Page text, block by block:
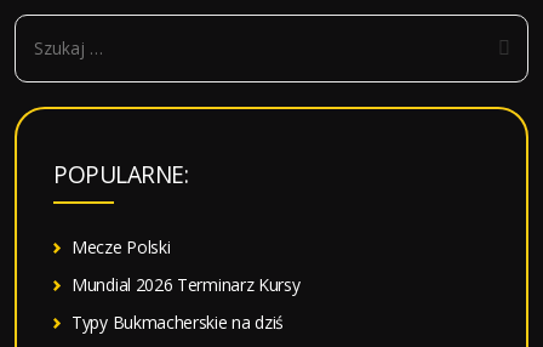
S
k
POPULARNE:
Mecze Polski
Mundial 2026 Terminarz Kursy
Typy Bukmacherskie na dziś